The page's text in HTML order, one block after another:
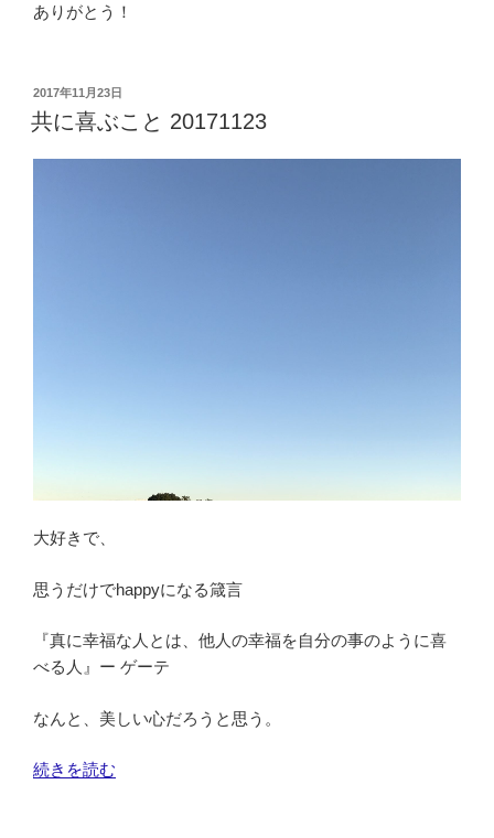
ありがとう！
投
稿
日:
2017年11月23日
共に喜ぶこと 20171123
大好きで、
思うだけでhappyになる箴言
『真に幸福な人とは、他人の幸福を自分の事のように喜
べる人』ー ゲーテ
なんと、美しい心だろうと思う。
“共
続きを読む